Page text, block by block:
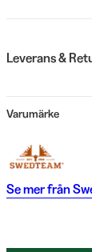
Leverans &
Varumärke
Se mer från